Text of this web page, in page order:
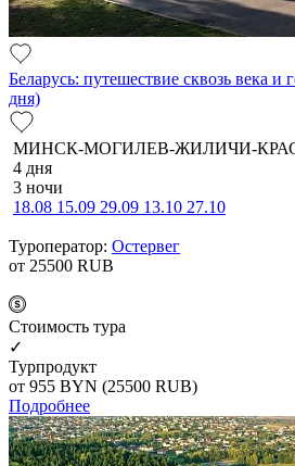
Беларусь: путешествие сквозь века
дня)
МИНСК-МОГИЛЕВ-ЖИЛИЧИ-
4 дня
3 ночи
18.08 15.09 29.09 13.10 27.10
Туроператор: Остервег
от 25500 RUB
Cтоимость тура
✓
Турпродукт
от 955 BYN (25500 RUB)
Подробнее